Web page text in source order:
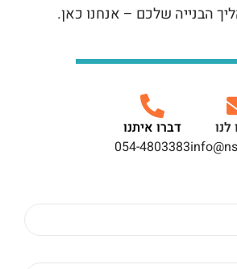
הבנייה שלכם – אנחנו כאן.
לנו
דברו איתנו
054-4803383